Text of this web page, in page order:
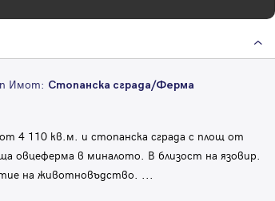
Имот: Стопанска сграда/Ферма
4 110 кв.м. и стопанска сграда с площ от
овцеферма в миналото. В близост на язовир.
на животновъдство. ...